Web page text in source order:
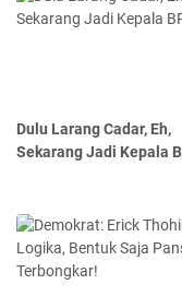
Dulu Larang Cadar, Eh,
Sekarang Jadi Kepala